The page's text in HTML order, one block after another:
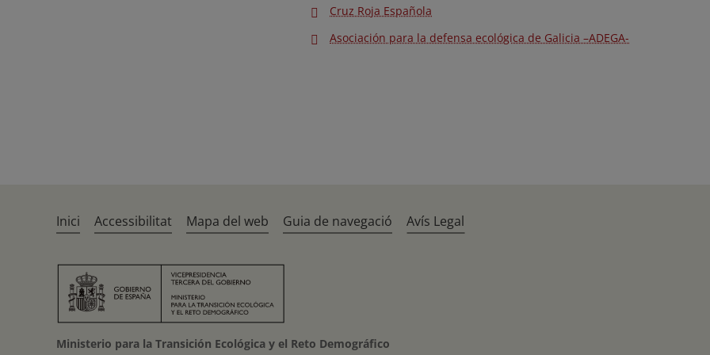
Cruz Roja Española
Asociación para la defensa ecológica de Galicia –ADEGA-
Inici Accessibilitat Mapa del web Guia de navegació Avís Legal
Ministerio para la Transición Ecológica y el Reto Demográfico